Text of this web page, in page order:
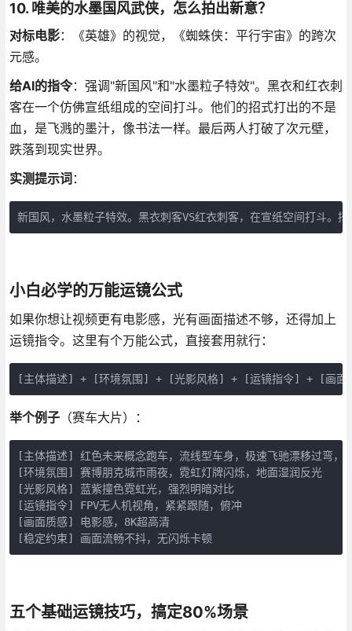
10. 唯美的水墨国风武侠，怎么拍出新意？
对标电影：《英雄》的视觉，《蜘蛛侠：平行宇宙》的跨次
元感。
给AI的指令：强调"新国风"和"水墨粒子特效"。黑衣和红衣刺
客在一个仿佛宣纸组成的空间打斗。他们的招式打出的不是
血，是飞溅的墨汁，像书法一样。最后两人打破了次元壁，
跌落到现实世界。
实测提示词：
新国风，水墨粒子特效。黑衣刺客VS红衣刺客，在宣纸空间打斗。
小白必学的万能运镜公式
如果你想让视频更有电影感，光有画面描述不够，还得加上
运镜指令。这里有个万能公式，直接套用就行：
[主体描述] + [环境氛围] + [光影风格] + [运镜指令] + [画面
举个例子（赛车大片）：
[主体描述] 红色未来概念跑车，流线型车身，极速飞驰漂移过弯，
[环境氛围] 赛博朋克城市雨夜，霓虹灯牌闪烁，地面湿润反光
[光影风格] 蓝紫撞色霓虹光，强烈明暗对比
[运镜指令] FPV无人机视角，紧紧跟随，俯冲
[画面质感] 电影感，8K超高清
[稳定约束] 画面流畅不抖，无闪烁卡顿
五个基础运镜技巧，搞定80%场景